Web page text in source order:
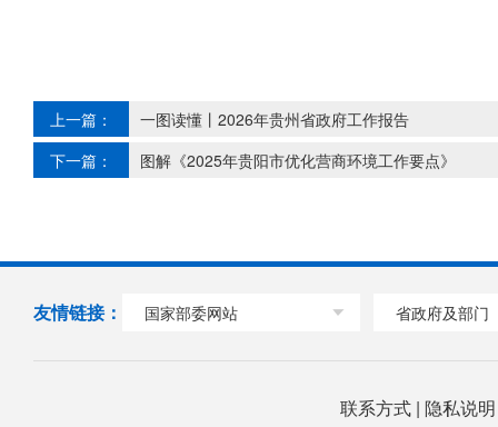
上一篇：
一图读懂丨2026年贵州省政府工作报告
下一篇：
图解《2025年贵阳市优化营商环境工作要点》
友情链接： 国家部委网站 省政府及部门
联系方式| 隐私说